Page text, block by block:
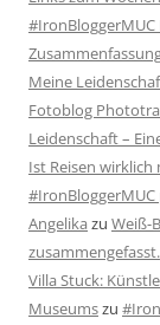
#IronBloggerMUC
Meine
Fotoblog
Leidenschaft –
Ist Reisen
Angelika zu Weiß-
zusammengefasst.
Villa Stuck:
Museumszu